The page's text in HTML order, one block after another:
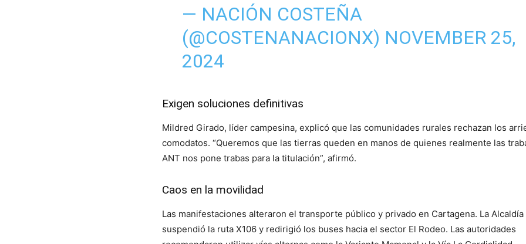
— NACIÓN COSTEÑA
(@COSTENANACIONX) NOVEMBER 25,
2024
Exigen soluciones definitivas
Mildred Girado, líder campesina, explicó que las comunidades rurales rechazan los
comodatos. “Queremos que las tierras queden en manos de quienes realmente las
ANT nos pone trabas para la titulación”, afirmó.
Caos en la movilidad
Las manifestaciones alteraron el transporte público y privado en Cartagena. La Alcaldía
suspendió la ruta X106 y redirigió los buses hacia el sector El Rodeo. Las autoridades